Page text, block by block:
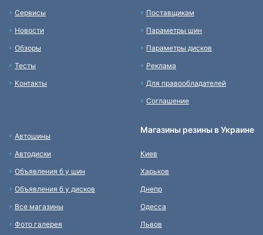
Сервисы
Новости
Обзоры
Тесты
Контакты
Поставщикам
Параметры шин
Параметры дисков
Реклама
Для правообладателей
Соглашение
Автошины
Автодиски
Объявления б у шин
Объявления б у дисков
Все магазины
Фото галерея
Магазины резины в Украине
Киев
Харьков
Днепр
Одесса
Львов